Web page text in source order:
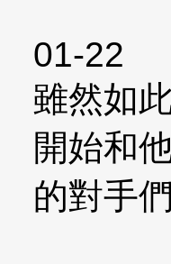
01-22
雖然如
開始和
的對手